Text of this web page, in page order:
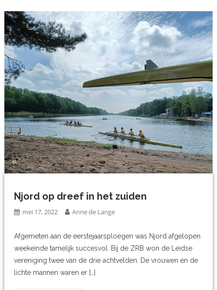
Njord op dreef in het zuiden
mei 17, 2022 Anne de Lange
Afgemeten aan de eerstejaarsploegen was Njord afgelopen
weekeinde tamelijk succesvol. Bij de ZRB won de Leidse
vereniging twee van de drie achtvelden. De vrouwen en de
lichte mannen waren er […]